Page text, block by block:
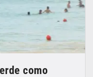
como